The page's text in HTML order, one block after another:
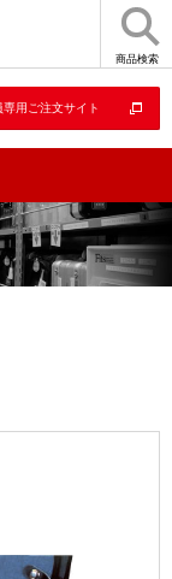
商品検索
用ご注文サイト